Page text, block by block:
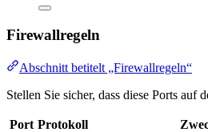
Firewallregeln
Abschnitt betitelt „Firewallregeln“
Stellen Sie sicher, dass diese Ports
Port Protokoll